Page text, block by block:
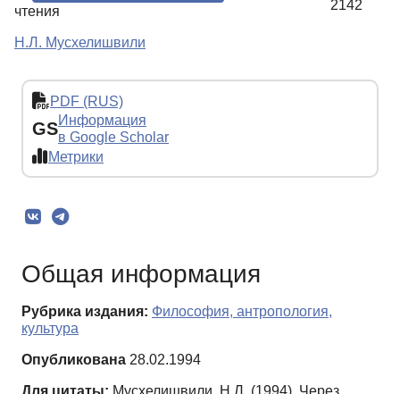
чтения
2142
Н.Л. Мусхелишвили
PDF (RUS)
GSИнформация
в Google Scholar
Метрики
Общая информация
Рубрика издания: Философия, антропология,
культура
Опубликована 28.02.1994